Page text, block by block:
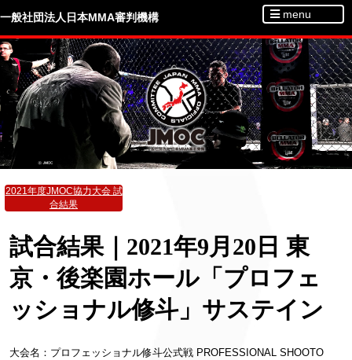
一般社団法人日本MMA審判機構 menu
2021年度JMOC協力大会 試
合結果
試合結果｜2021年9月20日 東
京・後楽園ホール「プロフェ
ッショナル修斗」サステイン
大会名：プロフェッショナル修斗公式戦 PROFESSIONAL SHOOTO